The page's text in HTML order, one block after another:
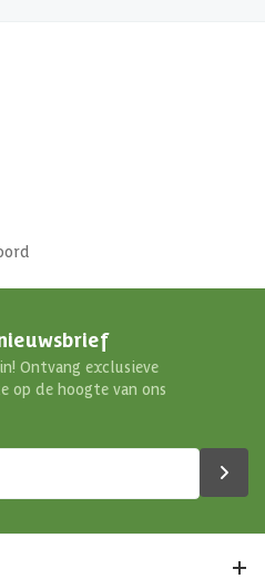
Ontvang exclusieve
op de hoogte van ons